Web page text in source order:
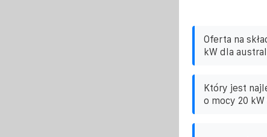
Oferta na
kW dla
Który jest
o mocy 20